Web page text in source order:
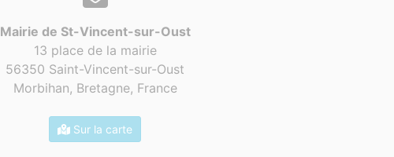
Mairie de St-Vincent-sur-Oust
13 place de la mairie
56350 Saint-Vincent-sur-Oust
Morbihan, Bretagne, France
Sur la carte